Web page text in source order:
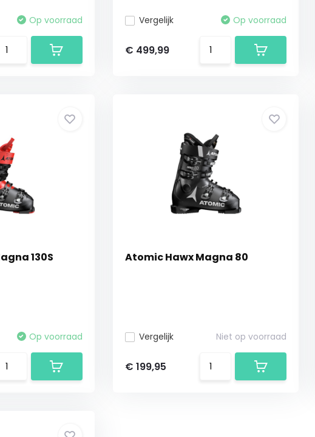
Op voorraad Vergelijk Op voorraad
€ 499,99
130S
Op voorraad
Atomic Hawx Magna 80
Vergelijk Niet op voorraad
€ 199,95